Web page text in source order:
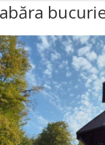
Ianuarie